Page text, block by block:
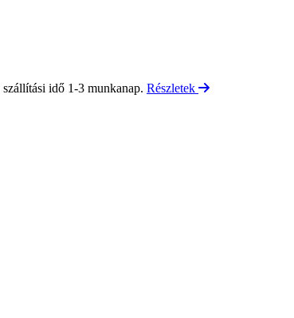
idő 1-3 munkanap. Részletek